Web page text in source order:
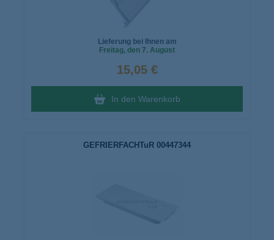
Lieferung bei Ihnen am
Freitag, den 7. August
15,05 €
In den Warenkorb
GEFRIERFACHTuR 00447344